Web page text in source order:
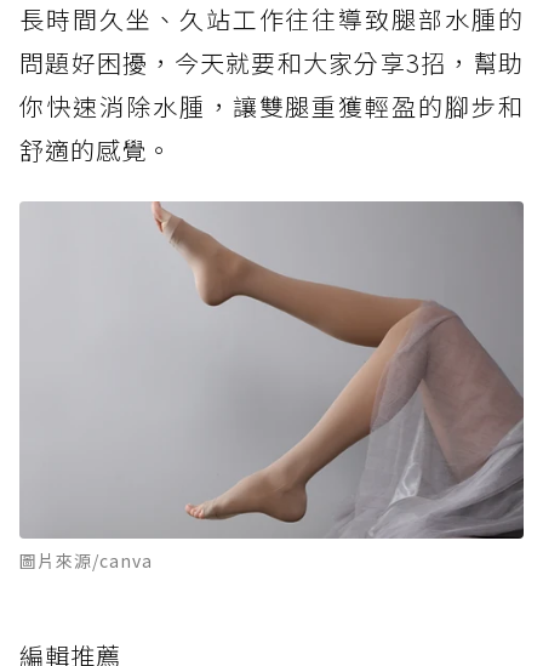
長時間久坐、久站工作往往導致腿部水腫的
問題好困擾，今天就要和大家分享3招，幫助
你快速消除水腫，讓雙腿重獲輕盈的腳步和
舒適的感覺。
圖片來源/canva
編輯推薦